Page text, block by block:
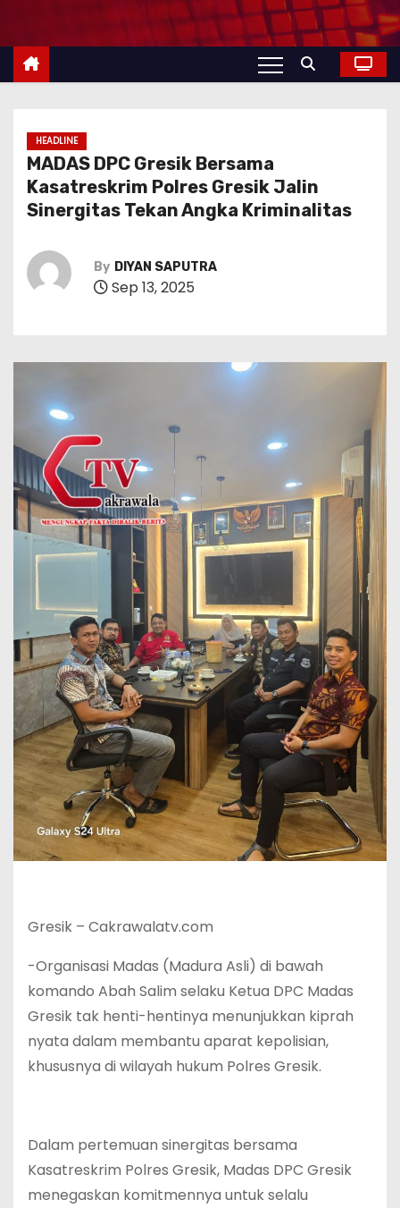
HEADLINE
MADAS DPC Gresik Bersama
Kasatreskrim Polres Gresik Jalin
Sinergitas Tekan Angka Kriminalitas
By DIYAN SAPUTRA
Sep 13, 2025
Gresik – Cakrawalatv.com
-Organisasi Madas (Madura Asli) di bawah
komando Abah Salim selaku Ketua DPC Madas
Gresik tak henti-hentinya menunjukkan kiprah
nyata dalam membantu aparat kepolisian,
khususnya di wilayah hukum Polres Gresik.
Dalam pertemuan sinergitas bersama
Kasatreskrim Polres Gresik, Madas DPC Gresik
menegaskan komitmennya untuk selalu